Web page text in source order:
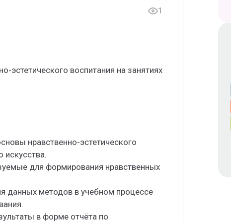
1
эстетического воспитания на занятиях
нравственно-эстетического
искусства.
для формирования нравственных
данных методов в учебном процессе
в форме отчёта по